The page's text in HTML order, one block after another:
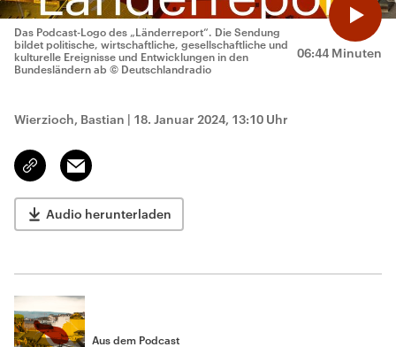
06:44 Minuten
Das Podcast-Logo des „Länderreport“. Die Sendung
bildet politische, wirtschaftliche, gesellschaftliche und
kulturelle Ereignisse und Entwicklungen in den
Bundesländern ab © Deutschlandradio
Wierzioch, Bastian | 18. Januar 2024, 13:10 Uhr
Link
kopieren/teilen
Email
Audio herunterladen
Aus dem Podcast